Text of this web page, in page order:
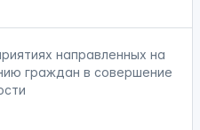
направленных на
граждан в совершение